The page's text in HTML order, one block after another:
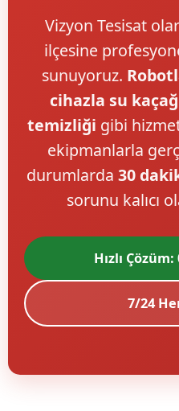
Vizyon Tesisat
ilçesine
sunuyoruz.
cihazla su
temizliği gibi
ekipmanlarla
durumlarda 30
sorunu kalıcı
Hızlı Çözüm:
7/24